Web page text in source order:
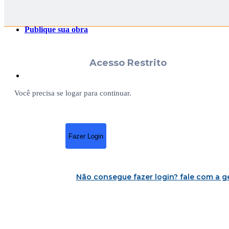
Publique sua obra
Acesso Restrito
Você precisa se logar para continuar.
Fazer Login
Não consegue fazer login? fale com a